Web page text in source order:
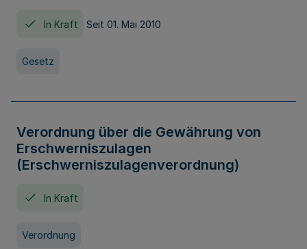
In Kraft Seit 01. Mai 2010
Gesetz
Verordnung über die Gewährung von
Erschwerniszulagen
(Erschwerniszulagenverordnung)
In Kraft
Verordnung